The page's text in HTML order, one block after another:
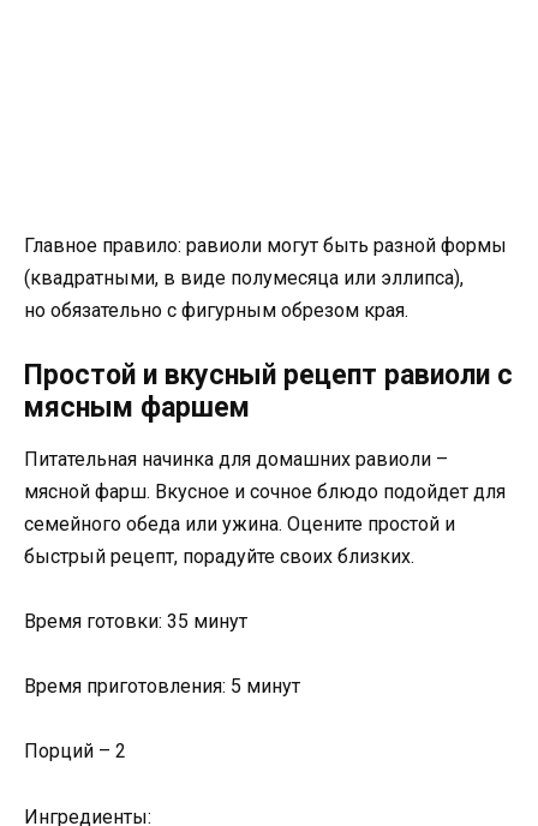
Главное правило: равиоли могут быть разной формы
(квадратными, в виде полумесяца или эллипса),
но обязательно с фигурным обрезом края.
Простой и вкусный рецепт равиоли с
мясным фаршем
Питательная начинка для домашних равиоли –
мясной фарш. Вкусное и сочное блюдо подойдет для
семейного обеда или ужина. Оцените простой и
быстрый рецепт, порадуйте своих близких.
Время готовки: 35 минут
Время приготовления: 5 минут
Порций – 2
Ингредиенты: